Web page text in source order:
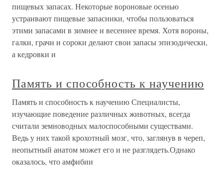
пищевых запасах. Некоторые вороновые осенью
устраивают пищевые запасники, чтобы пользоваться
этими запасами в зимнее и весеннее время. Хотя вороны,
галки, грачи и сороки делают свои запасы эпизодически,
а кедровки и
Память и способность к научению
Память и способность к научению Специалисты,
изучающие поведение различных животных, всегда
считали земноводных малоспособными существами.
Ведь у них такой крохотный мозг, что, заглянув в череп,
неопытный анатом может его и не разглядеть.Однако
оказалось, что амфибии